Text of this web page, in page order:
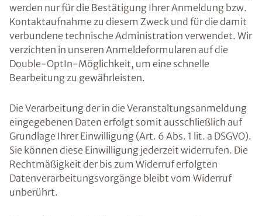
werden nur für die Bestätigung Ihrer Anmeldung bzw.
Kontaktaufnahme zu diesem Zweck und für die damit
verbundene technische Administration verwendet. Wir
verzichten in unseren Anmeldeformularen auf die
Double-OptIn-Möglichkeit, um eine schnelle
Bearbeitung zu gewährleisten.
Die Verarbeitung der in die Veranstaltungsanmeldung
eingegebenen Daten erfolgt somit ausschließlich auf
Grundlage Ihrer Einwilligung (Art. 6 Abs. 1 lit. a DSGVO).
Sie können diese Einwilligung jederzeit widerrufen. Die
Rechtmäßigkeit der bis zum Widerruf erfolgten
Datenverarbeitungsvorgänge bleibt vom Widerruf
unberührt.